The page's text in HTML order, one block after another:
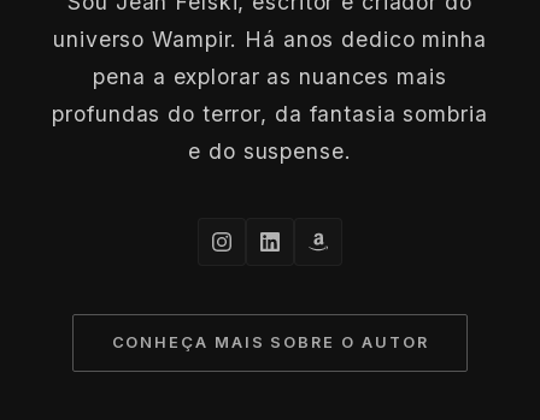
universo Wampir. Há anos dedico minha
pena a explorar as nuances mais
profundas do terror, da fantasia sombria
e do suspense.
CONHEÇA MAIS SOBRE O AUTOR